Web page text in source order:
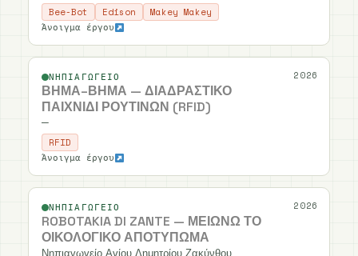
Bee-Bot Edison
Makey Makey
Άνοιγμα έργου
2026
ΝΗΠΙΑΓΩΓΕΊΟ
ΒΉΜΑ–ΒΉΜΑ — ΔΙΑΔΡΑΣΤΙΚΌ
ΠΑΙΧΝΊΔΙ ΡΟΥΤΙΝΏΝ (RFID)
—
RFID
Άνοιγμα έργου
2026
ΝΗΠΙΑΓΩΓΕΊΟ
ROBOTAKIA DI ZANTE — ΜΕΙΏΝΩ ΤΟ
ΟΙΚΟΛΟΓΙΚΌ ΑΠΟΤΎΠΩΜΑ
Νηπιαγωγείο Αγίου Δημητρίου Ζακύνθου